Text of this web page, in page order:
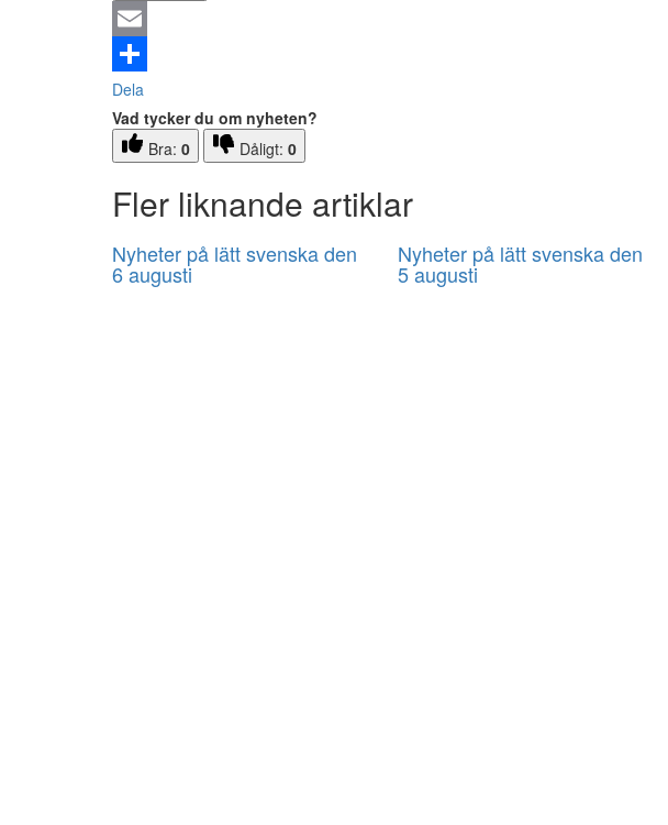
Email
Dela
Vad tycker du om nyheten?
Bra: 0 Dåligt: 0
Fler liknande artiklar
Nyheter på lätt svenska den
6 augusti
Nyheter på lätt svenska den
5 augusti